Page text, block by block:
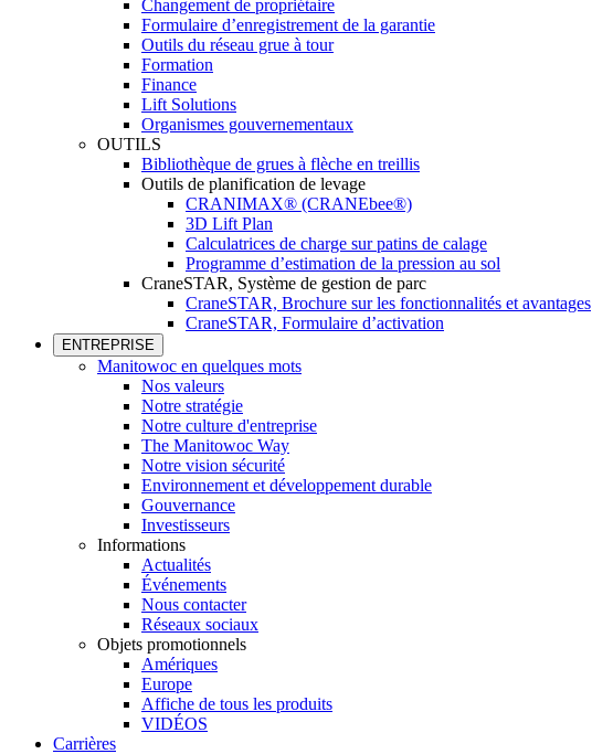
Changement de propriétaire
Formulaire d’enregistrement de la garantie
Outils du réseau grue à tour
Formation
Finance
Lift Solutions
Organismes gouvernementaux
OUTILS
Bibliothèque de grues à flèche en treillis
Outils de planification de levage
CRANIMAX® (CRANEbee®)
3D Lift Plan
Calculatrices de charge sur patins de calage
Programme d’estimation de la pression au sol
CraneSTAR, Système de gestion de parc
CraneSTAR, Brochure sur les fonctionnalités et avantages
CraneSTAR, Formulaire d’activation
ENTREPRISE
Manitowoc en quelques mots
Nos valeurs
Notre stratégie
Notre culture d'entreprise
The Manitowoc Way
Notre vision sécurité
Environnement et développement durable
Gouvernance
Investisseurs
Informations
Actualités
Événements
Nous contacter
Réseaux sociaux
Objets promotionnels
Amériques
Europe
Affiche de tous les produits
VIDÉOS
Carrières